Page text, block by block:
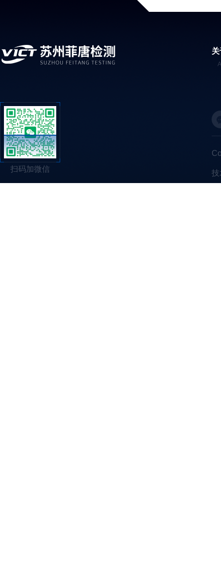
扫码加微信 技